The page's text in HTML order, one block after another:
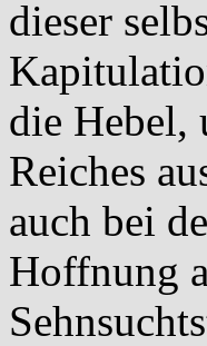
dieser
die Hebel,
Reiches
auch bei
Hoffnung